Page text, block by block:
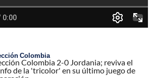
Colombia
Colombia 2-0 Jordania; reviva el
de la 'tricolor' en su último juego de